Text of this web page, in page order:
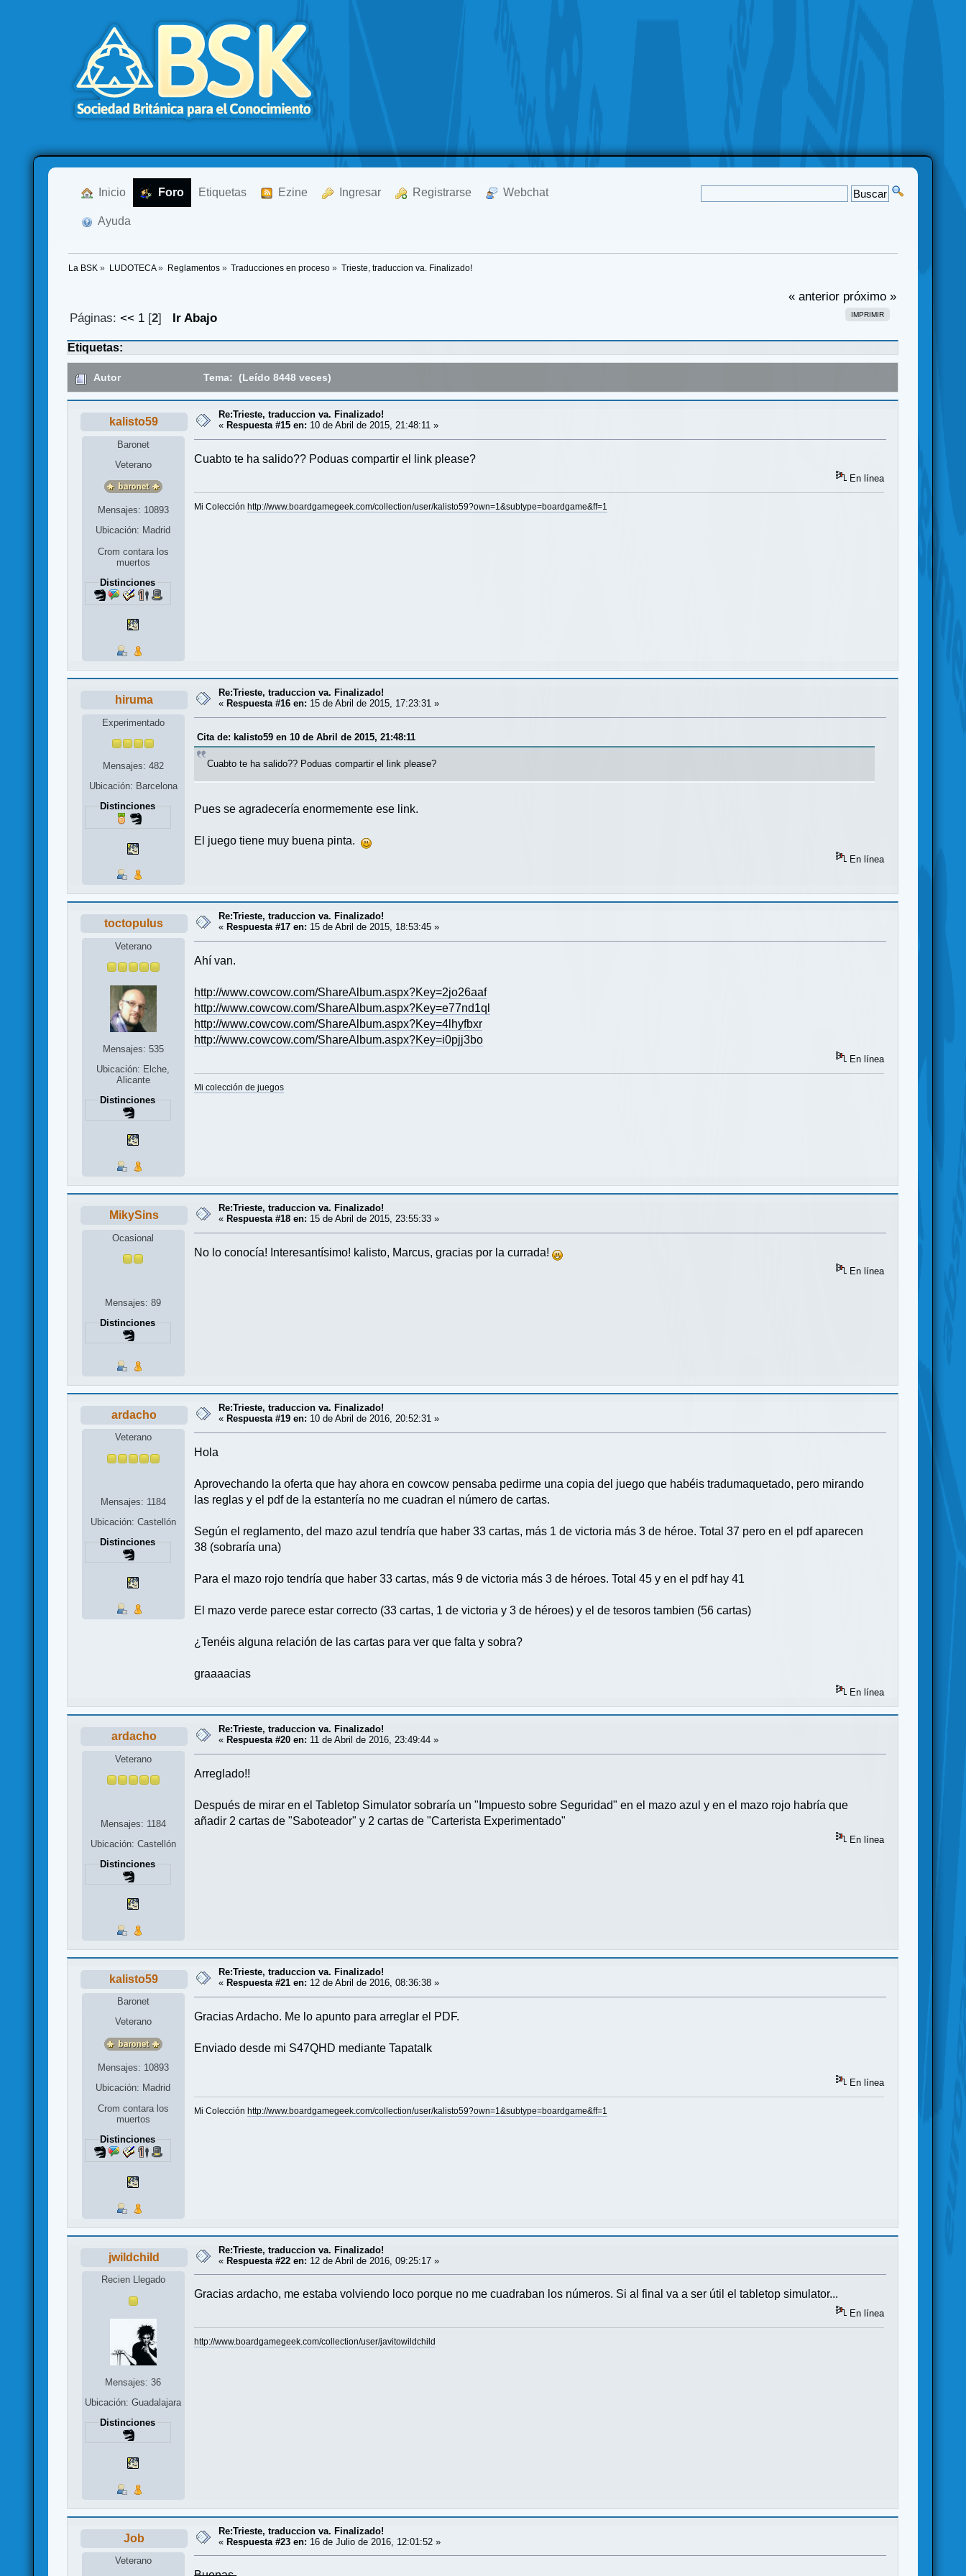
Inicio Foro Etiquetas Ezine Ingresar Registrarse Webchat
Ayuda
La BSK » LUDOTECA» Reglamentos» Traducciones en proceso » Trieste, traduccion va. Finalizado!
« anterior próximo »
IMPRIMIR
Páginas: << 1[2] Ir Abajo
Etiquetas:
Autor Tema: (Leído 8448 veces)
kalisto59
Baronet
Veterano
Mensajes: 10893
Ubicación: Madrid
Crom contara los
muertos
Distinciones
Re:Trieste, traduccion va. Finalizado!
« Respuesta #15 en: 10 de Abril de 2015, 21:48:11 »
Cuabto te ha salido?? Poduas compartir el link please?
En línea
Mi Colecciónhttp://www.boardgamegeek.com/collection/user/kalisto59?own=1&subtype=boardgame&ff=1
hiruma
Experimentado
Mensajes: 482
Ubicación: Barcelona
Distinciones
Re:Trieste, traduccion va. Finalizado!
« Respuesta #16 en: 15 de Abril de 2015, 17:23:31 »
Cita de: kalisto59 en 10 de Abril de 2015, 21:48:11
Cuabto te ha salido?? Poduas compartir el link please?
Pues se agradecería enormemente ese link.
El juego tiene muy buena pinta.
En línea
toctopulus
Veterano
Mensajes: 535
Ubicación: Elche,
Alicante
Distinciones
Re:Trieste, traduccion va. Finalizado!
« Respuesta #17 en: 15 de Abril de 2015, 18:53:45 »
Ahí van.
http://www.cowcow.com/ShareAlbum.aspx?Key=2jo26aaf
http://www.cowcow.com/ShareAlbum.aspx?Key=e77nd1ql
http://www.cowcow.com/ShareAlbum.aspx?Key=4lhyfbxr
http://www.cowcow.com/ShareAlbum.aspx?Key=i0pjj3bo
En línea
Mi colección de juegos
MikySins
Ocasional
Mensajes: 89
Distinciones
Re:Trieste, traduccion va. Finalizado!
« Respuesta #18 en: 15 de Abril de 2015, 23:55:33 »
No lo conocía! Interesantísimo! kalisto, Marcus, gracias por la currada!
En línea
ardacho
Veterano
Mensajes: 1184
Ubicación: Castellón
Distinciones
Re:Trieste, traduccion va. Finalizado!
« Respuesta #19 en: 10 de Abril de 2016, 20:52:31 »
Hola
Aprovechando la oferta que hay ahora en cowcow pensaba pedirme una copia del juego que habéis tradumaquetado, pero mirando
las reglas y el pdf de la estantería no me cuadran el número de cartas.
Según el reglamento, del mazo azul tendría que haber 33 cartas, más 1 de victoria más 3 de héroe. Total 37 pero en el pdf aparecen
38 (sobraría una)
Para el mazo rojo tendría que haber 33 cartas, más 9 de victoria más 3 de héroes. Total 45 y en el pdf hay 41
El mazo verde parece estar correcto (33 cartas, 1 de victoria y 3 de héroes) y el de tesoros tambien (56 cartas)
¿Tenéis alguna relación de las cartas para ver que falta y sobra?
graaaacias
En línea
ardacho
Veterano
Mensajes: 1184
Ubicación: Castellón
Distinciones
Re:Trieste, traduccion va. Finalizado!
« Respuesta #20 en: 11 de Abril de 2016, 23:49:44 »
Arreglado!!
Después de mirar en el Tabletop Simulator sobraría un "Impuesto sobre Seguridad" en el mazo azul y en el mazo rojo habría que
añadir 2 cartas de "Saboteador" y 2 cartas de "Carterista Experimentado"
En línea
kalisto59
Baronet
Veterano
Mensajes: 10893
Ubicación: Madrid
Crom contara los
muertos
Distinciones
Re:Trieste, traduccion va. Finalizado!
« Respuesta #21 en: 12 de Abril de 2016, 08:36:38 »
Gracias Ardacho. Me lo apunto para arreglar el PDF.
Enviado desde mi S47QHD mediante Tapatalk
En línea
Mi Colección http://www.boardgamegeek.com/collection/user/kalisto59?own=1&subtype=boardgame&ff=1
jwildchild
Recien Llegado
Mensajes: 36
Ubicación: Guadalajara
Distinciones
Re:Trieste, traduccion va. Finalizado!
«Respuesta #22 en: 12 de Abril de 2016, 09:25:17 »
Gracias ardacho, me estaba volviendo loco porque no me cuadraban los números. Si al final va a ser útil el tabletop simulator...
En línea
http://www.boardgamegeek.com/collection/user/javitowildchild
Job
Veterano
Re:Trieste, traduccion va. Finalizado!
«Respuesta #23 en: 16 de Julio de 2016, 12:01:52 »